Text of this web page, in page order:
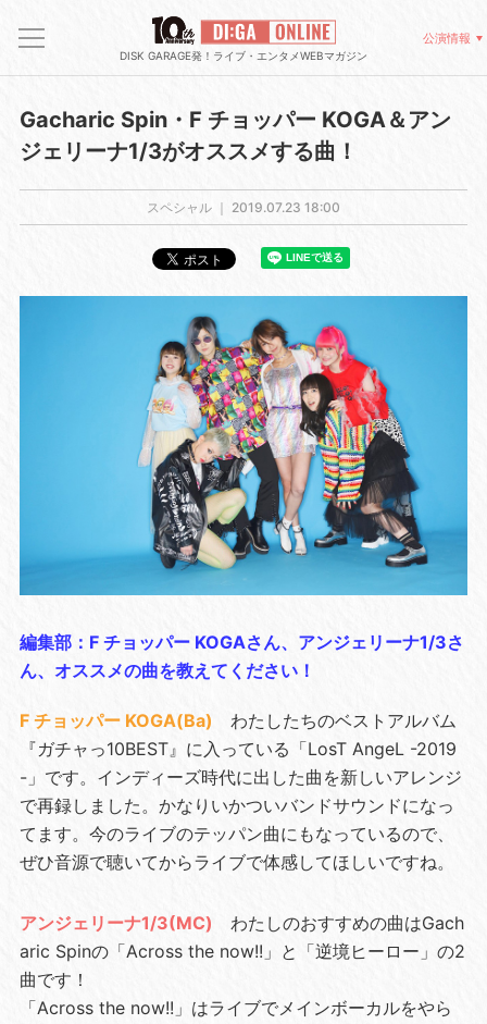
DISK GARAGE発！ライブ・エンタメWEBマガジン
公演情報
Gacharic Spin・F チョッパー KOGA＆アン
ジェリーナ1/3がオススメする曲！
スペシャル ｜ 2019.07.23 18:00
編集部：F チョッパー KOGAさん、アンジェリーナ1/3さ
ん、オススメの曲を教えてください！
F チョッパー KOGA(Ba)
わたしたちのベストアルバム
『ガチャっ10BEST』に入っている「LosT AngeL -2019
-」です。インディーズ時代に出した曲を新しいアレンジ
で再録しました。かなりいかついバンドサウンドになっ
てます。今のライブのテッパン曲にもなっているので、
ぜひ音源で聴いてからライブで体感してほしいですね。
アンジェリーナ1/3(MC)
わたしのおすすめの曲はGach
aric Spinの「Across the now!!」と「逆境ヒーロー」の2
曲です！
「Across the now!!」はライブでメインボーカルをやら